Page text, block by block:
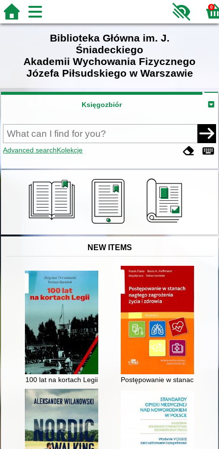
0
Biblioteka Główna im. J.
Śniadeckiego
Akademii Wychowania Fizycznego
Józefa Piłsudskiego w Warszawie
Księgozbiór
Advanced searchKolekcje
NEW ITEMS
100 lat na kortach Legii Postępowanie w stanach